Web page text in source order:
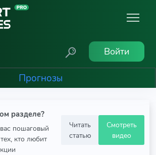
Войти
Прогнозы
разделе?
пошаговый
кто любит
Читать
статью
Смотреть
видео